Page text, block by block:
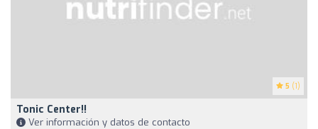
5 (1)
Tonic Center!!
Ver información y datos de contacto